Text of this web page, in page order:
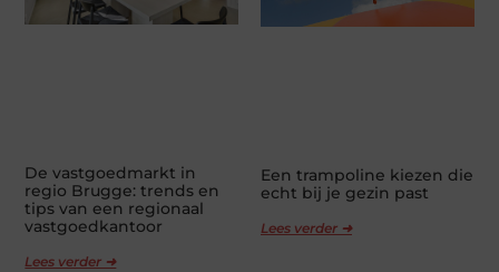
De vastgoedmarkt in
regio Brugge: trends en
tips van een regionaal
vastgoedkantoor
Lees verder ➜
Een trampoline kiezen die
echt bij je gezin past
Lees verder ➜